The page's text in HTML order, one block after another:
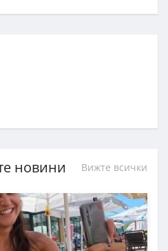
новини Вижте всички